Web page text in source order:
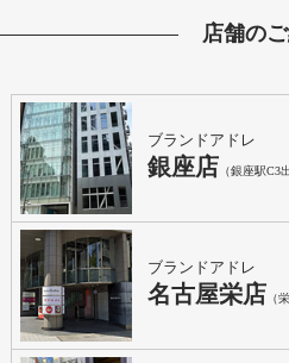
店舗の
ブランドアドレ
銀座店 （銀座駅C3
ブランドアドレ
名古屋栄店 （